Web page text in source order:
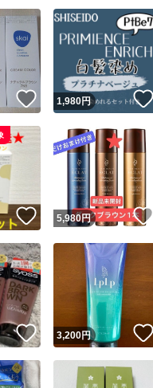
取引実績◯+
他フリマ実績◯+
スピード&安心発送
※このバッジは実績に基づ
スピード＆安心発送
スピード発送
安心発送
コピーは1商品
いいね！
1,980円
いいね！
5,980円
いいね！
3,200円